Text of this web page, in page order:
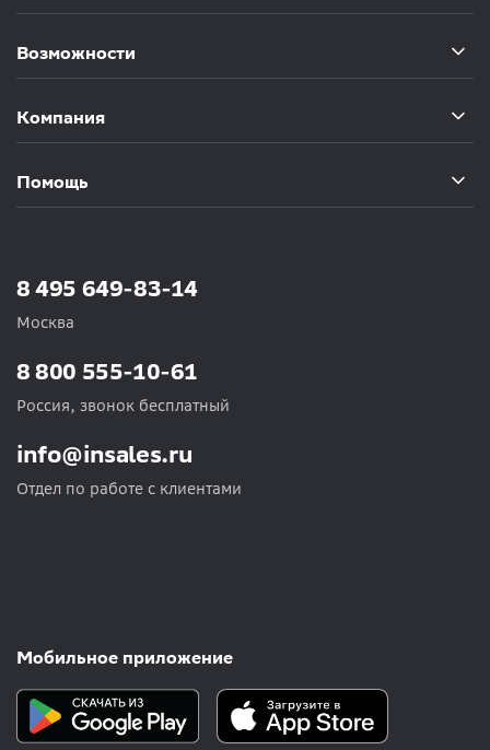
Возможности
Компания
Помощь
8 495 649-83-14
Москва
info@insales.ru
Отдел по работе с клиентами
8 800 555-10-61
Россия, звонок бесплатный
Мобильное приложение